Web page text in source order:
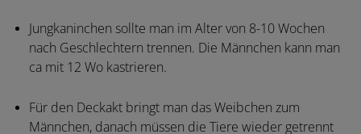
Jungkaninchen sollte man im Alter von 8-10 Wochen
nach Geschlechtern trennen. Die Männchen kann man
ca mit 12 Wo kastrieren.
Für den Deckakt bringt man das Weibchen zum
Männchen, danach müssen die Tiere wieder getrennt